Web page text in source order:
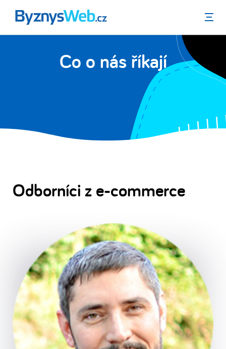
Menu
Co o nás říkají
Odborníci z e-commerce